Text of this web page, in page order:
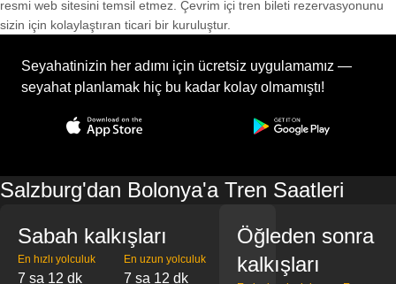
resmi web sitesini temsil etmez. Çevrim içi tren bileti rezervasyonunu
sizin için kolaylaştıran ticari bir kuruluştur.
Seyahatinizin her adımı için ücretsiz uygulamamız —
seyahat planlamak hiç bu kadar kolay olmamıştı!
Salzburg'dan Bolonya'a Tren Saatleri
Sabah kalkışları
En hızlı yolculuk
7 sa 12 dk
En uzun yolculuk
7 sa 12 dk
Öğleden sonra
kalkışları